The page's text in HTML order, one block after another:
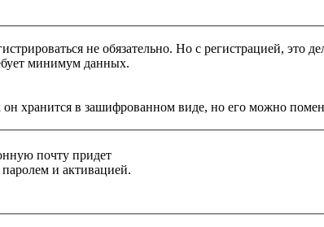
не обязательно. Но с регистрацией, это
минимум данных.
хранится в зашифрованном виде, но его можно
почту придет
и активацией.